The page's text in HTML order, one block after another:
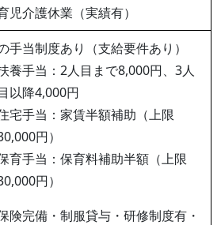
児介護休業（実績有）
手当制度あり（支給要件あり）
養手当：2人目まで8,000円、3人
以降4,000円
宅手当：家賃半額補助（上限
円）
育手当：保育料補助半額（上限
円）
険完備・制服貸与・研修制度有・